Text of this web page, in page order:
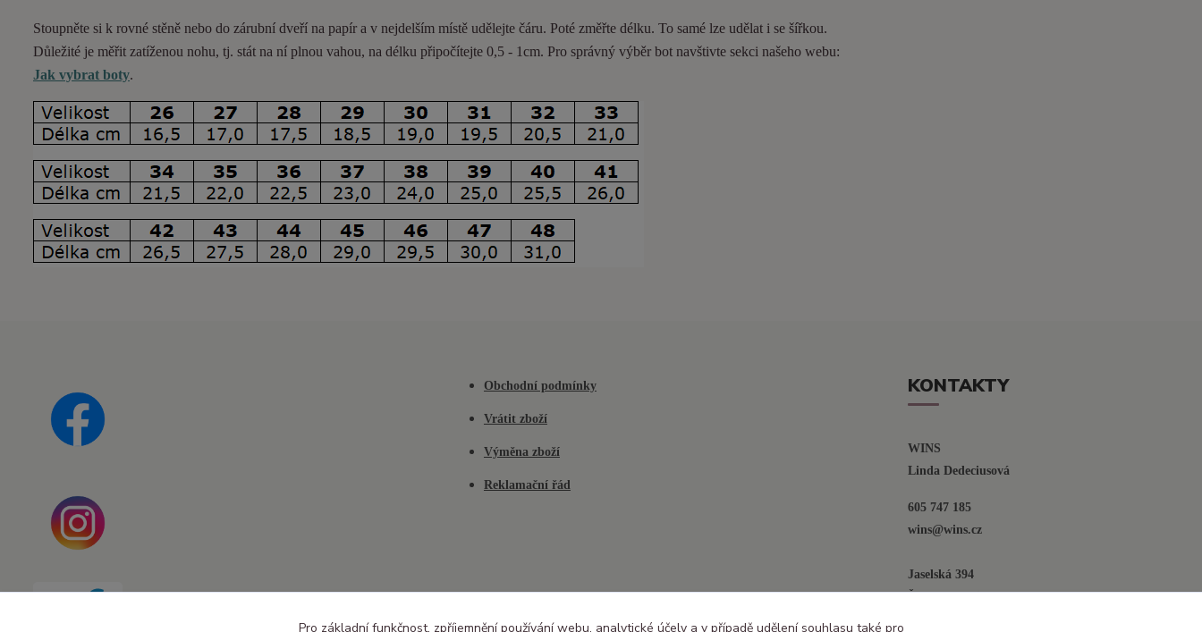
Stoupněte si k rovné stěně nebo do zárubní dveří na papír a v nejdelším místě udělejte čáru. Poté změřte délku. To samé lze udělat i se šířkou.
Důležité je měřit zatíženou nohu, tj. stát na ní plnou vahou, na délku připočítejte 0,5 - 1cm. Pro správný výběr bot navštivte sekci našeho webu:
Jak vybrat boty.
Obchodní podmínky
Vrátit zboží
Výměna zboží
Reklamační řád
KONTAKTY
WINS
Linda Dedeciusová
605 747 185
wins@wins.cz
Jaselská 394
Šenov u N. Jičína
Pro základní funkčnost, zpříjemnění používání webu, analytické účely a v případě udělení souhlasu také pro